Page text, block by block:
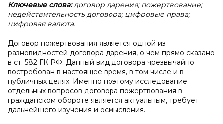
Ключевые слова:договор дарения; пожертвование;
недействительность договора; цифровые права;
цифровая валюта.
Договор пожертвования является одной из
разновидностей договора дарения, о чём прямо сказано
в ст. 582 ГК РФ. Данный вид договора чрезвычайно
востребован в настоящее время, в том числе и в
публичных целях. Именно поэтому исследование
отдельных вопросов договора пожертвования в
гражданском обороте является актуальным, требует
дальнейшего изучения и осмысления.